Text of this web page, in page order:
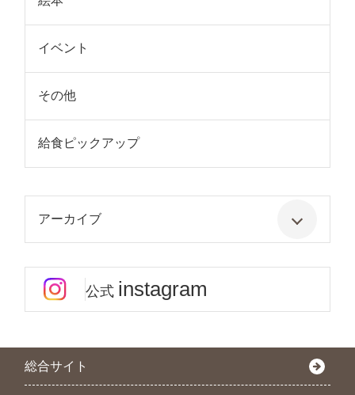
イベント
その他
給食ピックアップ
アーカイブ
公式 instagram
総合サイト